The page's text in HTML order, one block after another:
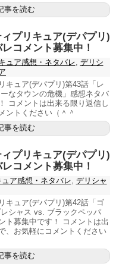
事を読む
プリキュア(デパプリ)
コメント募集中！
ュア感想・ネタバレ, デリシ
キュア(デパプリ)第43話「レ
なタウンの危機」感想ネタバ
コメントは出来る限り返信し
ントください（＾＾
事を読む
プリキュア(デパプリ)
コメント募集中！
ュア感想・ネタバレ, デリシャ
キュア(デパプリ)第42話「ゴ
シャス vs. ブラックペッパ
ト募集中です！ コメントは出
、お気軽にコメントください
事を読む